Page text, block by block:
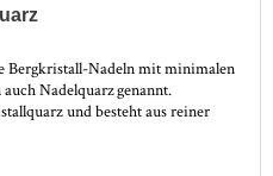
Bergkristall-Nadeln mit minimalen
Nadelquarz genannt.
und besteht aus reiner